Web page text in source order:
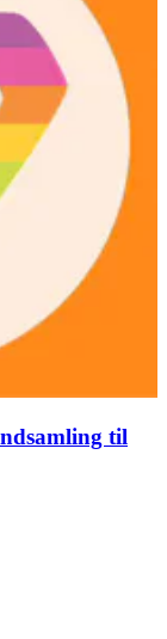
til